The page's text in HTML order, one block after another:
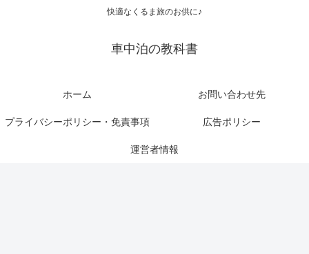
快適なくるま旅のお供に♪
車中泊の教科書
ホーム お問い合わせ先
プライバシーポリシー・免責事項 広告ポリシー
運営者情報